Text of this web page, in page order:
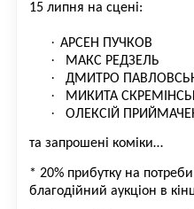
15 липня на сцені:
· АРСЕН ПУЧКОВ
· МАКС РЕДЗЕЛЬ
· ДМИТРО
· МИКИТА
· ОЛЕКСІЙ
та запрошені коміки…
* 20% прибутку на
благодійний аукціон в